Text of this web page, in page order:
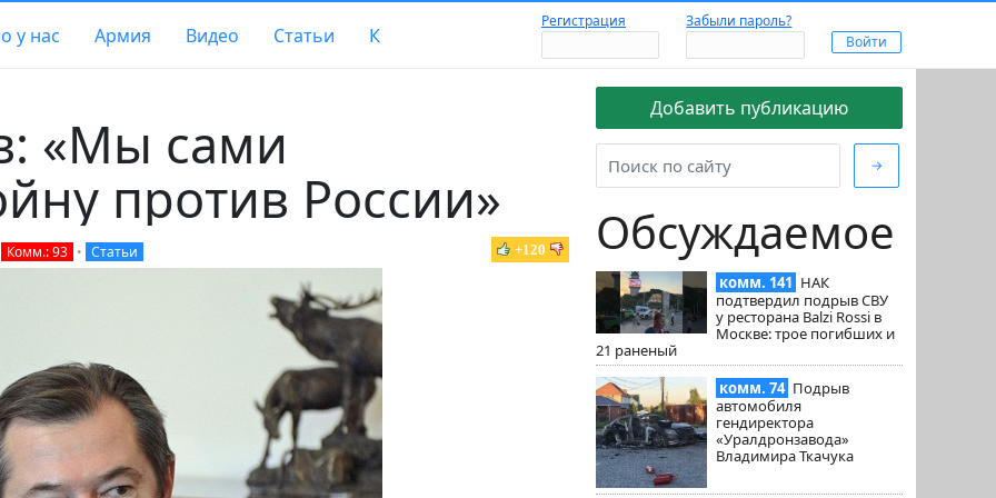
у нас Армия Видео Статьи К
Регистрация Забыли пароль?
Добавить публикацию
→
Обсуждаемое
комм. 141 НАК
подтвердил подрыв СВУ
у ресторана Balzi Rossi в
Москве: трое погибших и
21 раненый
комм. 74 Подрыв
автомобиля
гендиректора
«Уралдронзавода»
Владимира Ткачука
«Мы сами
против России»
Комм.: 93 • Статьи +120